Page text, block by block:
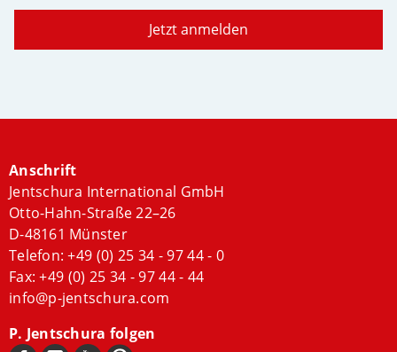
Jetzt anmelden
Anschrift
Jentschura International GmbH
Otto-Hahn-Straße 22–26
D-48161 Münster
Telefon:+49 (0) 25 34 - 97 44 - 0
Fax: +49 (0) 25 34 - 97 44 - 44
info@p-jentschura.com
P. Jentschura folgen